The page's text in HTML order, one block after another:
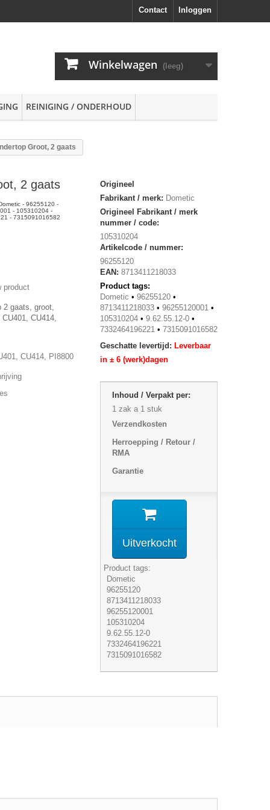
Inloggen
Contact
Winkelwagen (leeg)
REINIGING / ONDERHOUD
Groot, 2 gaats
2 gaats
- 96255120 -
- 105310204 -
- 7315091016582
product
2 gaats, groot,
CU414,
CU414, PI8800
Origineel
Fabrikant / merk: Dometic
Origineel Fabrikant / merk
nummer / code:
105310204
Artikelcode / nummer:
96255120
EAN: 8713411218033
Product tags:
Dometic • 96255120•
8713411218033• 96255120001 •
105310204• 9.62.55.12-0•
7332464196221 • 7315091016582
Geschatte levertijd: Leverbaar
in ± 6 (werk)dagen
Inhoud / Verpakt per:
1 zak a 1 stuk
Verzendkosten
Herroepping / Retour /
RMA
Garantie
Uitverkocht
Product tags:
Dometic
96255120
8713411218033
96255120001
105310204
9.62.55.12-0
7332464196221
7315091016582